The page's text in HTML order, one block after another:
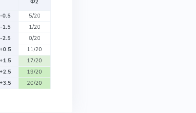
Ф2
-0.5
5/20
-1.5
1/20
-2.5
0/20
+0.5
11/20
+1.5
17/20
+2.5
19/20
+3.5
20/20